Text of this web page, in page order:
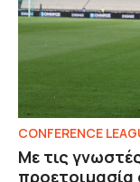
CONFERENCE
Με τις
προετοιμασία